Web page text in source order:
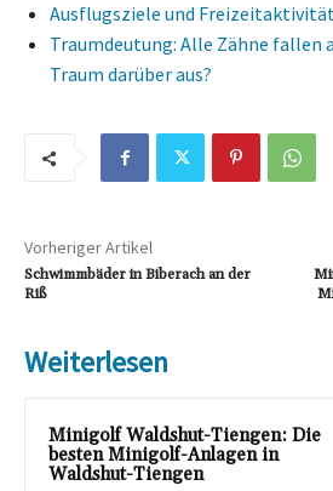
Ausflugsziele und
Traumdeutung: Alle Zähne fallen
Traum darüber aus?
Vorheriger Artikel
Schwimmbäder in Biberach an der
Riß
Weiterlesen
Minigolf Waldshut-Tiengen: Die
besten Minigolf-Anlagen in
Waldshut-Tiengen